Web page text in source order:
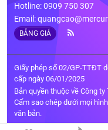
Hotline: 0909 750 307
Email:
BẢNG GIÁ
Giấy phép số 02/GP-TTĐT
cấp ngày 06/01/2025
Bản quyền thuộc về Công
Cấm sao chép dưới mọi
văn bản.